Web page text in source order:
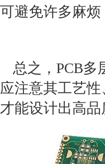
可避免许多麻
总之，PCB多
应注意其工艺
才能设计出高品